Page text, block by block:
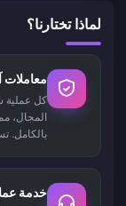
لماذا تختارنا؟
معاملات
كل عملية
المجال،
بالكامل. تسوق
خدمة